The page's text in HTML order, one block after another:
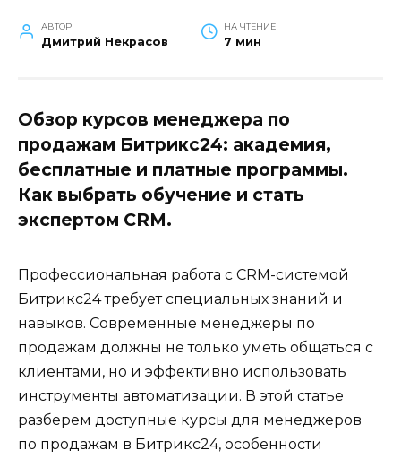
АВТОР
Дмитрий Некрасов
НА ЧТЕНИЕ
7 мин
Обзор курсов менеджера по
продажам Битрикс24: академия,
бесплатные и платные программы.
Как выбрать обучение и стать
экспертом CRM.
Профессиональная работа с CRM-системой
Битрикс24 требует специальных знаний и
навыков. Современные менеджеры по
продажам должны не только уметь общаться с
клиентами, но и эффективно использовать
инструменты автоматизации. В этой статье
разберем доступные курсы для менеджеров
по продажам в Битрикс24, особенности